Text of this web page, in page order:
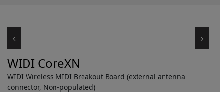
WIDI CoreXN
WIDI Wireless MIDI Breakout Board (external antenna
connector, Non-populated)